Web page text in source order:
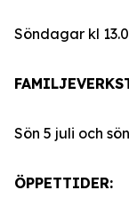
Söndagar kl
Sön 5 juli och
ÖPPETTIDER: